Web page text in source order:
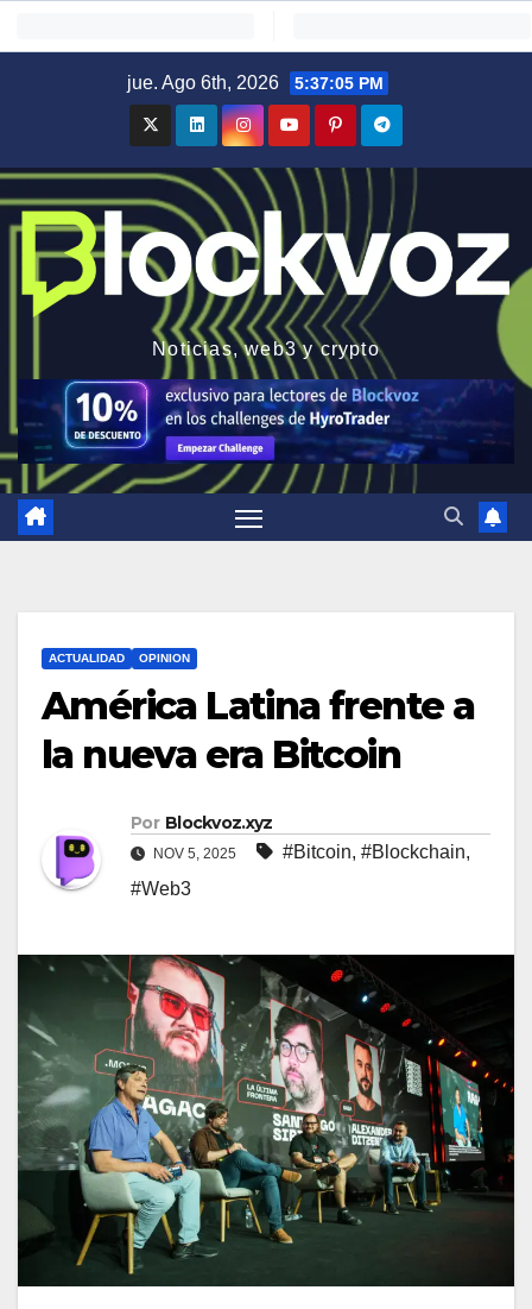
jue. Ago 6th, 2026 5:37:06 PM
Noticias, web3 y crypto
ACTUALIDAD OPINION
América Latina frente a
la nueva era Bitcoin
Por Blockvoz.xyz
NOV 5, 2025 #Bitcoin, #Blockchain,
#Web3